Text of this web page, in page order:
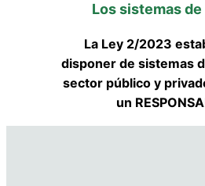
Los sistemas
La Ley 2/2023
disponer de sistemas
sector público y
un